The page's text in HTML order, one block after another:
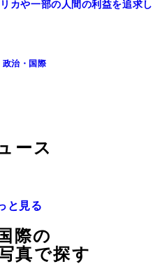
カや一部の人間の利益を追求し
政治・国際
ース
と見る
際の
真で探す